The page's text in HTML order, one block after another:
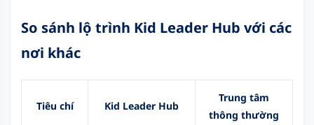
So sánh lộ trình Kid Leader Hub với các
nơi khác
Tiêu chí Kid Leader Hub
Trung tâm
thông thường